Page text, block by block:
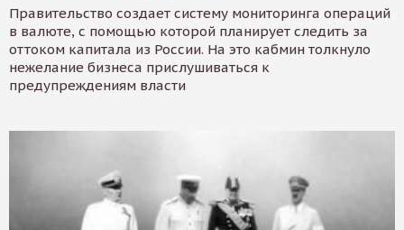
Правительство создает систему мониторинга операций
в валюте, с помощью которой планирует следить за
оттоком капитала из России. На это кабмин толкнуло
нежелание бизнеса прислушиваться к
предупреждениям власти